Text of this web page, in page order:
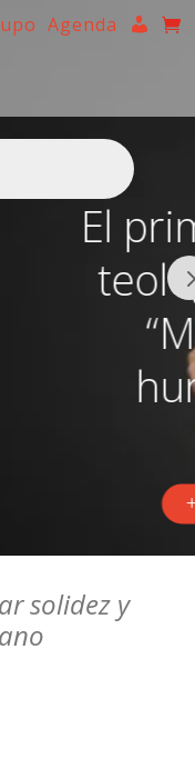
Agenda
solidez y